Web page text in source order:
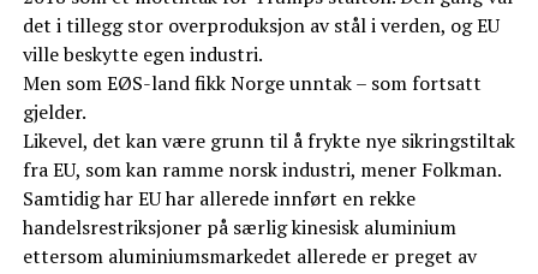
det i tillegg stor overproduksjon av stål i verden, og EU
ville beskytte egen industri.
Men som EØS-land fikk Norge unntak – som fortsatt
gjelder.
Likevel, det kan være grunn til å frykte nye sikringstiltak
fra EU, som kan ramme norsk industri, mener Folkman.
Samtidig har EU har allerede innført en rekke
handelsrestriksjoner på særlig kinesisk aluminium
ettersom aluminiumsmarkedet allerede er preget av